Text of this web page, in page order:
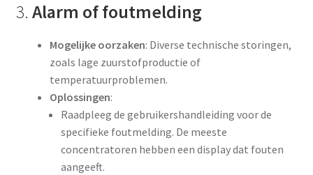
3. Alarm of foutmelding
Mogelijke oorzaken: Diverse technische storingen,
zoals lage zuurstofproductie of
temperatuurproblemen.
Oplossingen:
Raadpleeg de gebruikershandleiding voor de
specifieke foutmelding. De meeste
concentratoren hebben een display dat fouten
aangeeft.